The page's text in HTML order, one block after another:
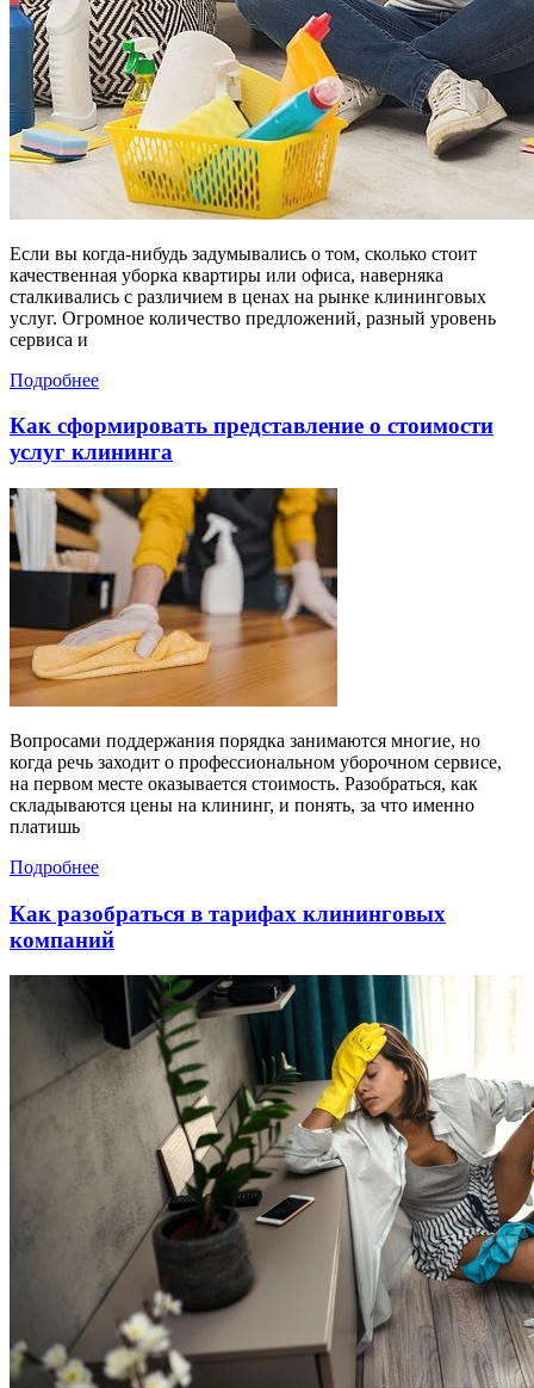
Если вы когда-нибудь задумывались о том, сколько стоит
качественная уборка квартиры или офиса, наверняка
сталкивались с различием в ценах на рынке клининговых
услуг. Огромное количество предложений, разный уровень
сервиса и
Подробнее
Как сформировать представление о стоимости
услуг клининга
Вопросами поддержания порядка занимаются многие, но
когда речь заходит о профессиональном уборочном сервисе,
на первом месте оказывается стоимость. Разобраться, как
складываются цены на клининг, и понять, за что именно
платишь
Подробнее
Как разобраться в тарифах клининговых
компаний